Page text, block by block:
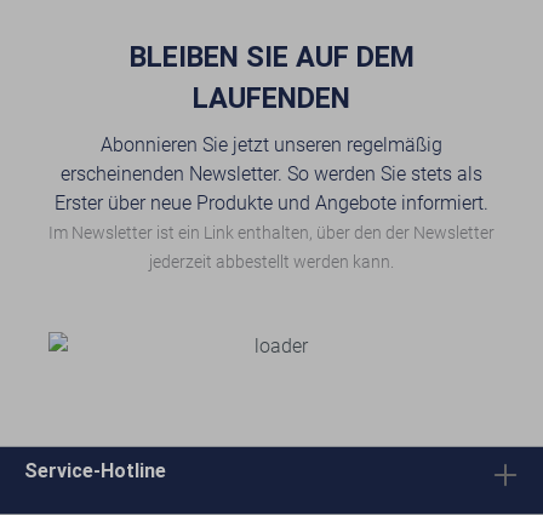
BLEIBEN SIE AUF DEM
LAUFENDEN
Abonnieren Sie jetzt unseren regelmäßig
erscheinenden Newsletter. So werden Sie stets als
Erster über neue Produkte und Angebote informiert.
Im Newsletter ist ein Link enthalten, über den der Newsletter
jederzeit abbestellt werden kann.
Service-Hotline